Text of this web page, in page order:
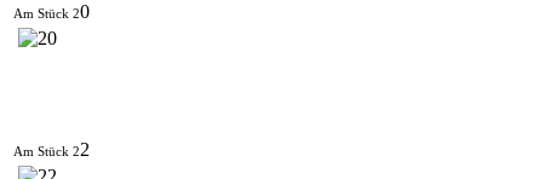
Am Stück 20
Am Stück 22